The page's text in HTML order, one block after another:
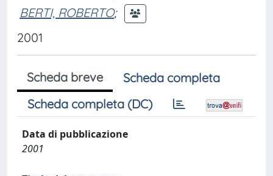
BERTI, ROBERTO;
2001
Scheda breve
Scheda completa
Scheda completa (DC)
Data di pubblicazione
2001